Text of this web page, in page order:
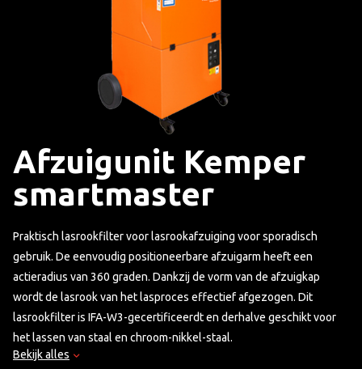
Afzuigunit Kemper
smartmaster
Praktisch lasrookfilter voor lasrookafzuiging voor sporadisch
gebruik. De eenvoudig positioneerbare afzuigarm heeft een
actieradius van 360 graden. Dankzij de vorm van de afzuigkap
wordt de lasrook van het lasproces effectief afgezogen. Dit
lasrookfilter is IFA-W3-gecertificeerdt en derhalve geschikt voor
het lassen van staal en chroom-nikkel-staal.
Bekijk alles